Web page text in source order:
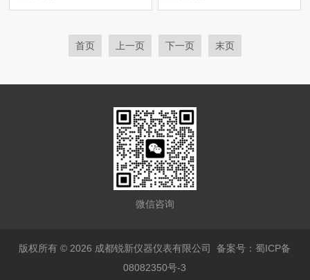
首页 上一页 下一页 末页
微信咨询
版权所有 © 2026 成都锐新仪器仪表有限公司备案号：蜀ICP备
08082350号-3